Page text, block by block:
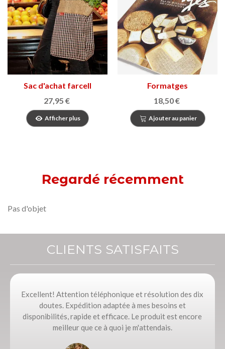
Sac d'achat farcell
27,95 €
Afficher plus
Formatges
18,50 €
Ajouter au panier
Regardé récemment
Pas d'objet
CLIENTS SATISFAITS
Excellent! Attention téléphonique et résolution des dix
doutes. Expédition adaptée à mes besoins et
disponibilités, rapide et efficace. Le produit est encore
meilleur que ce à quoi je m'attendais.